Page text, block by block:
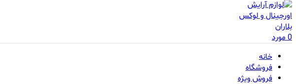
0مورد
خانه
فروشگاه
فروش ویژه